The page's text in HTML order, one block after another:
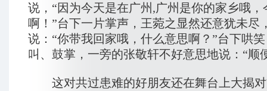
说，“因为今天是在广州,广州是你的家乡哦，
啊！”台下一片掌声，王菀之显然还意犹未尽
说：“你带我回家哦，什么意思啊？”台下哄
叫、鼓掌，一旁的张敬轩不好意思地说：“顺
这对共过患难的好朋友还在舞台上大揭对